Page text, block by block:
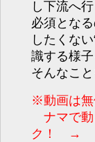
し下流へ
必須とな
したくな
識する様
そんなこと
※動画は無
ナマで動
ク！ →